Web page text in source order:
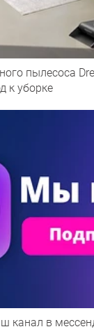
пылесоса
к уборке
канал в